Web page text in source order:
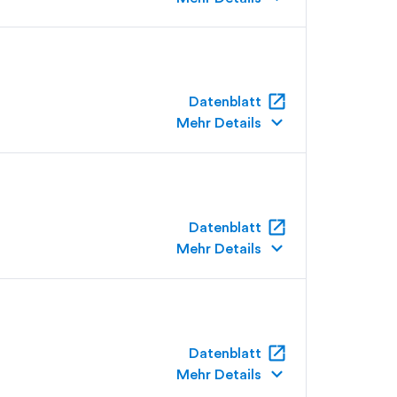
Datenblatt open_in_new
Mehr Details keyboard_arrow_down
Datenblatt open_in_new
Mehr Details keyboard_arrow_down
Datenblatt open_in_new
Mehr Details keyboard_arrow_down